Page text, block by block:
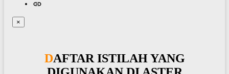
×
DAFTAR ISTILAH YANG